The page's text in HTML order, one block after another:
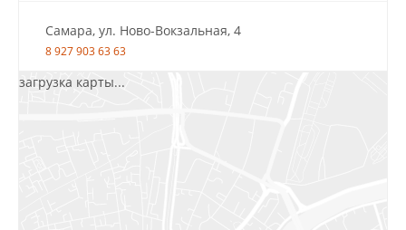
Самара, ул. Ново-Вокзальная, 4
8 927 903 63 63
загрузка карты...